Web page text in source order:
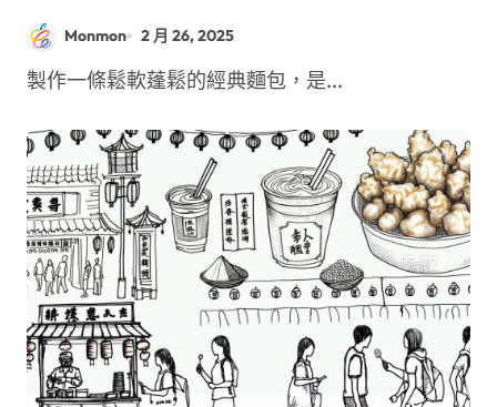
Monmon 2 月 26, 2025
製作一條鬆軟蓬鬆的經典麵包，是...